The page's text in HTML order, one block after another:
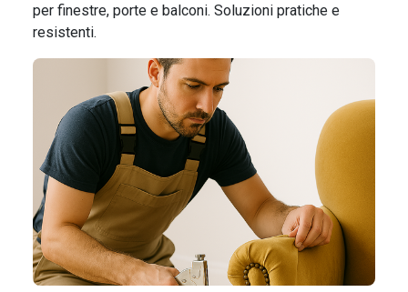
per finestre, porte e balconi. Soluzioni pratiche e
resistenti.